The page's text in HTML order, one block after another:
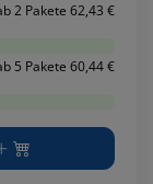
2 Pakete 62,43 €
5 Pakete 60,44 €